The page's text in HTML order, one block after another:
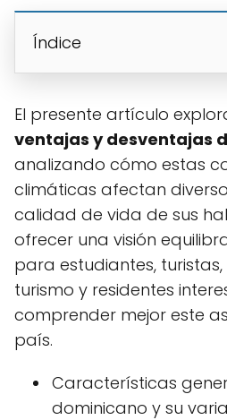
Índice
El presente artículo
ventajas y desventajas
analizando cómo estas
climáticas afectan
calidad de vida de sus
ofrecer una visión
para estudiantes,
turismo y residentes
comprender mejor este
país.
Características
dominicano y su